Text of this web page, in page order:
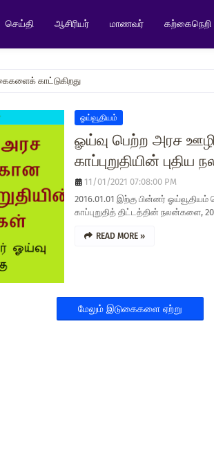
செய்தி ஆசிரியர் மாணவர் கற்கைநெறி
காட்டுகிறது
ஓய்வூதியம்
ௐய்வு பெற்ற அரச
காப்புறுதியின்
11/01/2021 07:08:00 PM
2016.01.01 இற்கு பின்னர்
காப்புறுதித் திட்டத்தின் நலன்களை,
READ MORE »
மேலும் இடுகைகளை ஏற்று